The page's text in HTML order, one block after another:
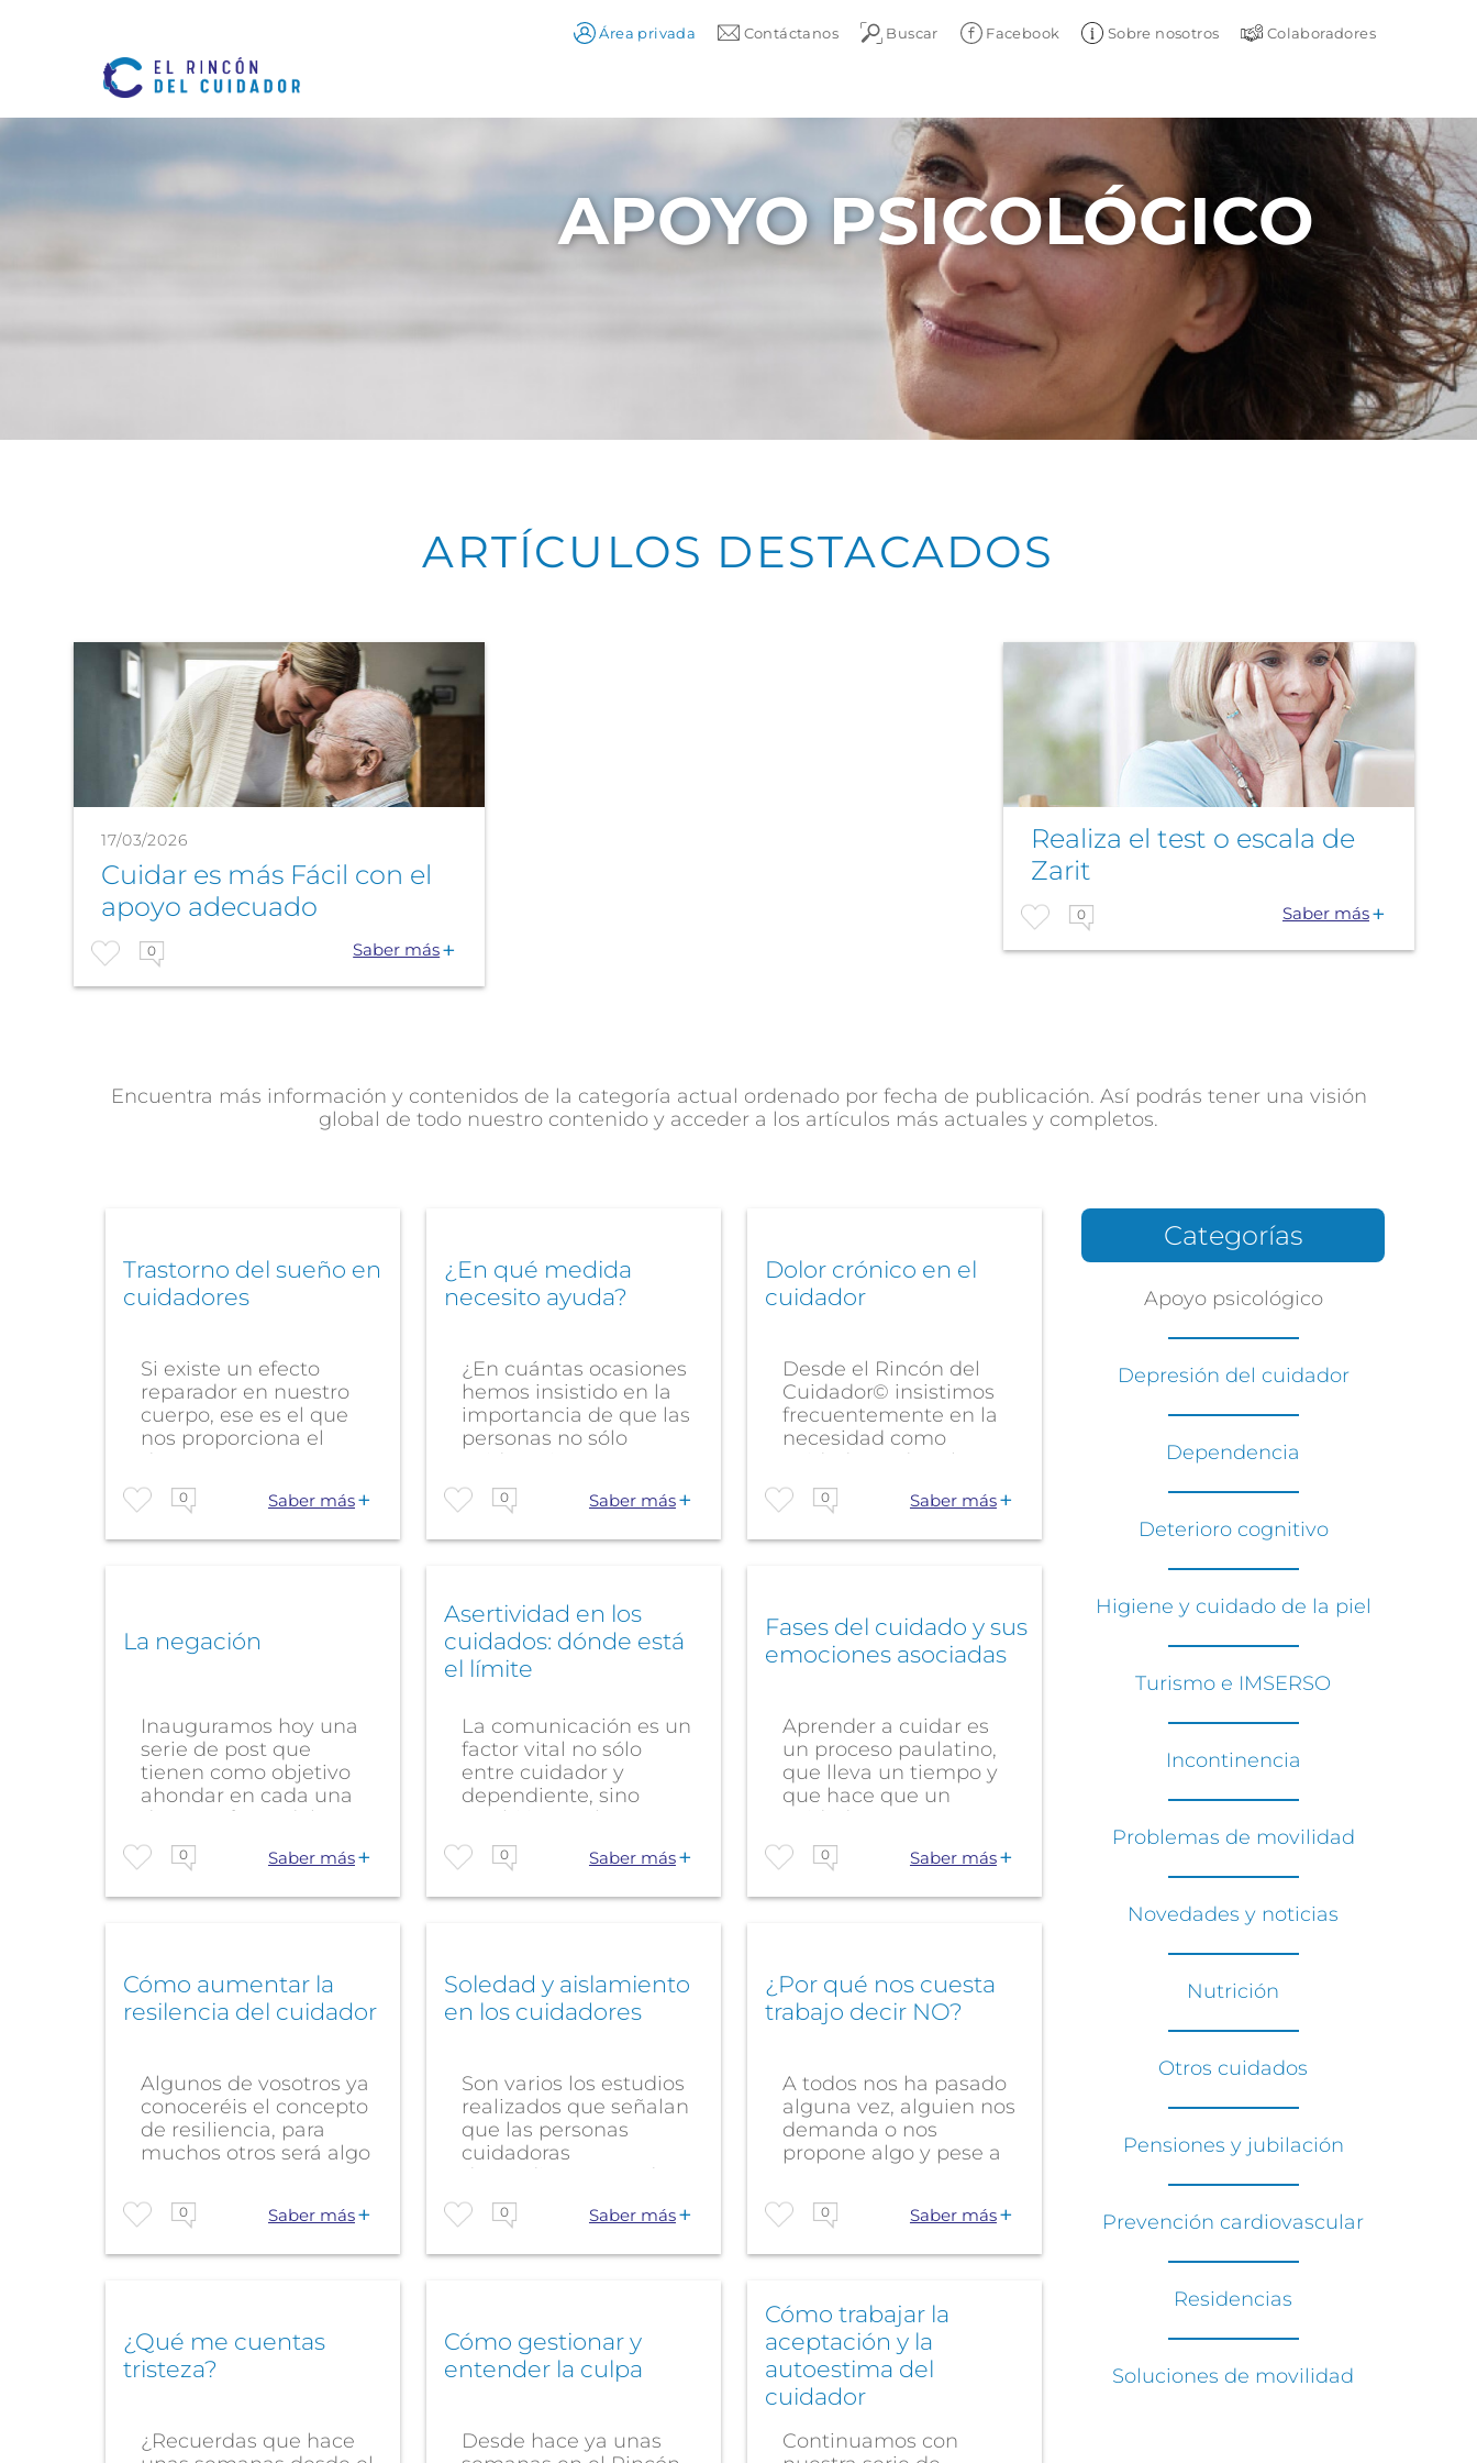
Área privada Contáctanos Buscar Facebook Sobre nosotros Colaboradores
APOYO PSICOLÓGICO
ARTÍCULOS DESTACADOS
17/03/2026
Cuidar es más Fácil con el
apoyo adecuado
0 Saber más
Realiza el test o escala de
Zarit
0 Saber más
Encuentra más información y contenidos de la categoría actual ordenado por fecha de publicación. Así podrás tener una visión
global de todo nuestro contenido y acceder a los artículos más actuales y completos.
Trastorno del sueño en
cuidadores
Si existe un efecto
reparador en nuestro
cuerpo, ese es el que
nos proporciona el
descanso. Por...
0 Saber más
¿En qué medida
necesito ayuda?
¿En cuántas ocasiones
hemos insistido en la
importancia de que las
personas no sólo
cuiden, sino...
0 Saber más
Dolor crónico en el
cuidador
Desde el Rincón del
Cuidador© insistimos
frecuentemente en la
necesidad como
cuidadores de saber...
0 Saber más
La negación
Inauguramos hoy una
serie de post que
tienen como objetivo
ahondar en cada una
de estas fases del...
0 Saber más
Asertividad en los
cuidados: dónde está
el límite
La comunicación es un
factor vital no sólo
entre cuidador y
dependiente, sino
también en el...
0 Saber más
Fases del cuidado y sus
emociones asociadas
Aprender a cuidar es
un proceso paulatino,
que lleva un tiempo y
que hace que un
cuidador pase...
0 Saber más
Cómo aumentar la
resilencia del cuidador
Algunos de vosotros ya
conoceréis el concepto
de resiliencia, para
muchos otros será algo
0 Saber más
Soledad y aislamiento
en los cuidadores
Son varios los estudios
realizados que señalan
que las personas
cuidadoras
dependientes pueden...
0 Saber más
¿Por qué nos cuesta
trabajo decir NO?
A todos nos ha pasado
alguna vez, alguien nos
demanda o nos
propone algo y pese a
0 Saber más
¿Qué me cuentas
tristeza?
¿Recuerdas que hace
Cómo gestionar y
entender la culpa
Desde hace ya unas
Cómo trabajar la
aceptación y la
autoestima del
cuidador
Continuamos con
Categorías
Apoyo psicológico
Depresión del cuidador
Dependencia
Deterioro cognitivo
Higiene y cuidado de la piel
Turismo e IMSERSO
Incontinencia
Problemas de movilidad
Novedades y noticias
Nutrición
Otros cuidados
Pensiones y jubilación
Prevención cardiovascular
Residencias
Soluciones de movilidad